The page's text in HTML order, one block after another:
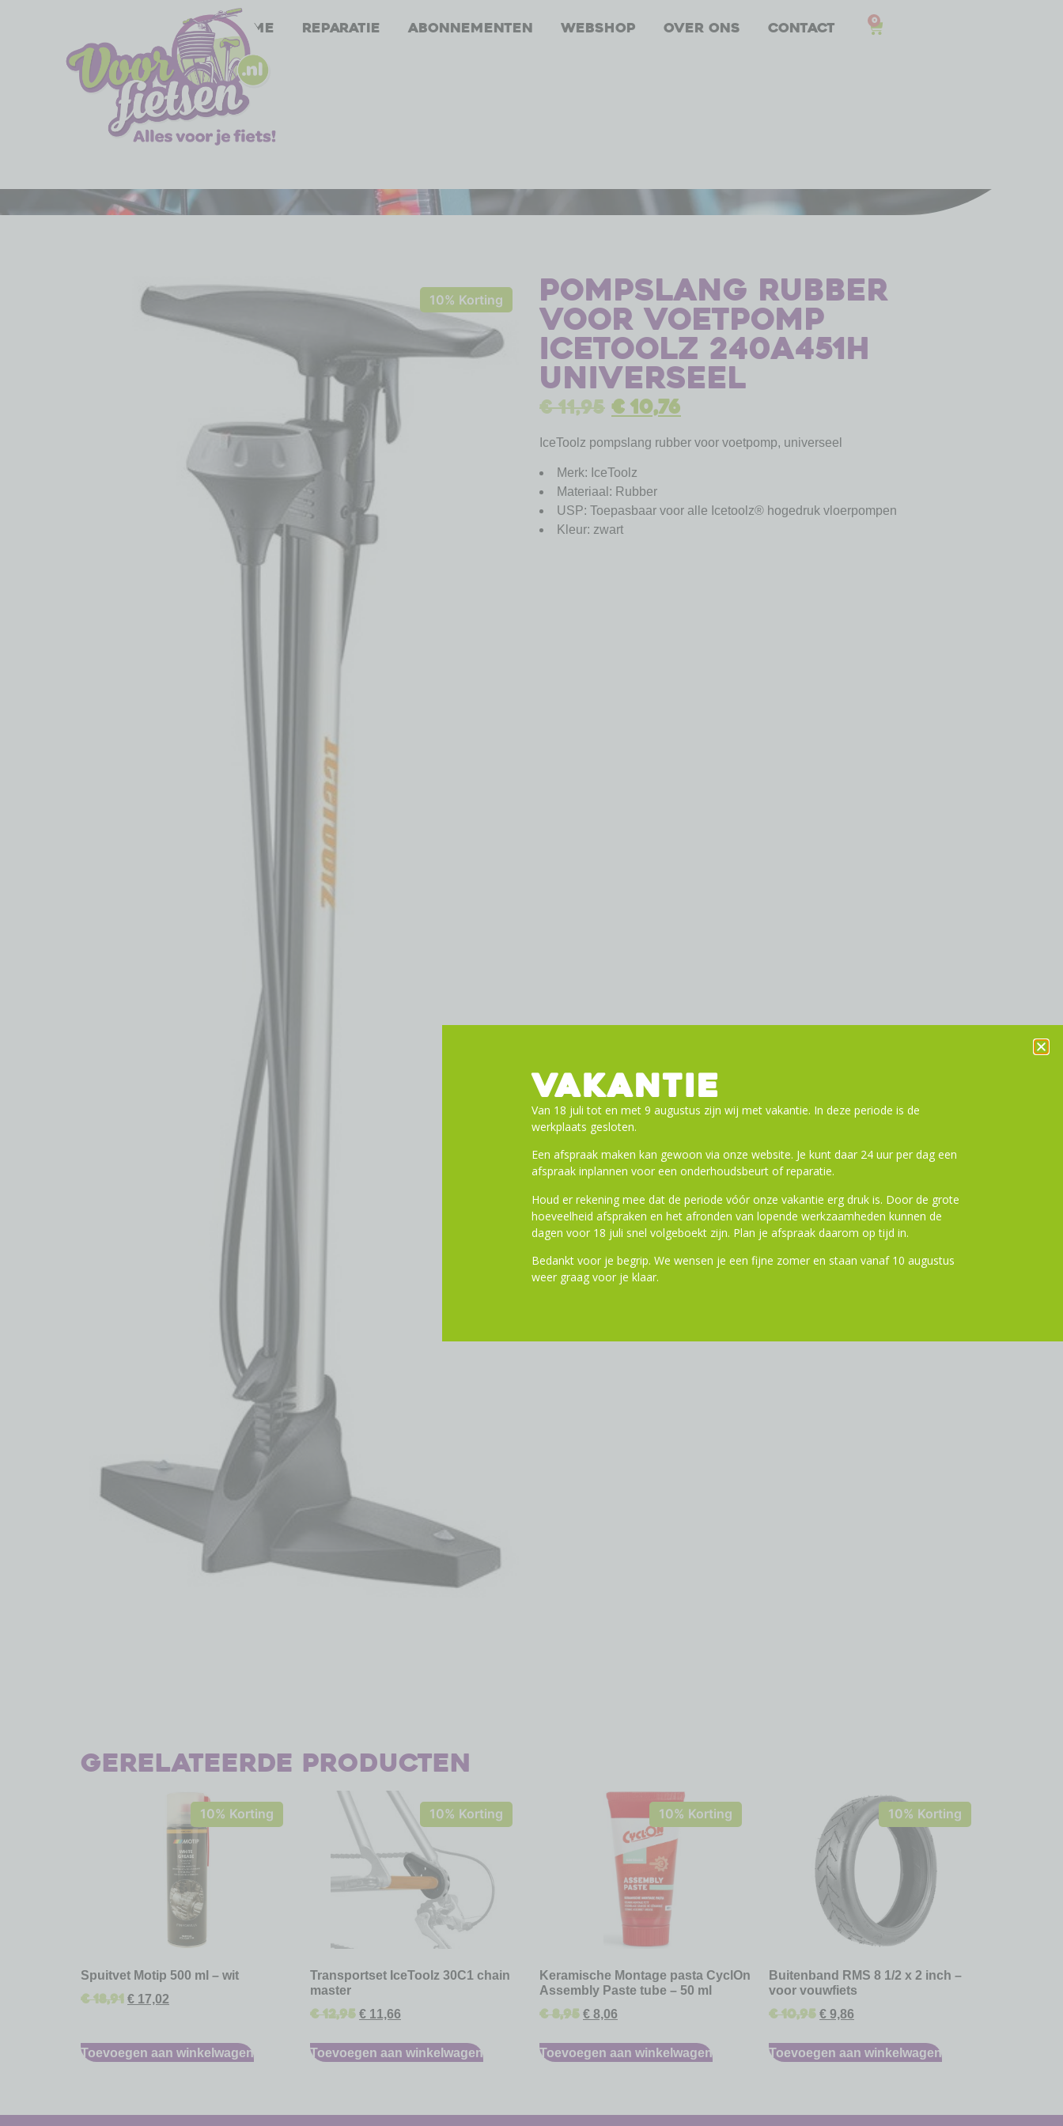
Home Reparatie Abonnementen Webshop Over ons Contact 0
10% Korting Pompslang rubber
voor voetpomp
IceToolz 240A451H
universeel
€11,95 €10,76
IceToolz pompslang rubber voor voetpomp, universeel
Merk: IceToolz
Materiaal: Rubber
USP: Toepasbaar voor alle Icetoolz® hogedruk vloerpompen
Kleur: zwart
Gerelateerde producten
10% Korting
Spuitvet Motip 500 ml – wit
€18,91 € 17,02
Toevoegen aan winkelwagen
10% Korting
Transportset IceToolz 30C1 chain
master
€12,95 € 11,66
Toevoegen aan winkelwagen
10% Korting
Keramische Montage pasta CyclOn
Assembly Paste tube – 50 ml
€8,95 € 8,06
Toevoegen aan winkelwagen
10% Korting
Buitenband RMS 8 1/2 x 2 inch –
voor vouwfiets
€10,95 € 9,86
Toevoegen aan winkelwagen
VAKANTIE
Van 18 juli tot en met 9 augustus zijn wij met vakantie. In deze periode is de
werkplaats gesloten.
Een afspraak maken kan gewoon via onze website. Je kunt daar 24 uur per dag een
afspraak inplannen voor een onderhoudsbeurt of reparatie.
Houd er rekening mee dat de periode vóór onze vakantie erg druk is. Door de grote
hoeveelheid afspraken en het afronden van lopende werkzaamheden kunnen de
dagen voor 18 juli snel volgeboekt zijn. Plan je afspraak daarom op tijd in.
Bedankt voor je begrip. We wensen je een fijne zomer en staan vanaf 10 augustus
weer graag voor je klaar.